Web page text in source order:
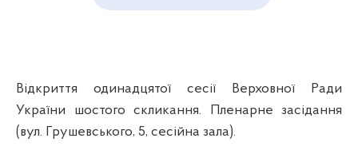
Відкриття одинадцятої сесії Верховної Ради
України шостого скликання. Пленарне засідання
(вул. Грушевського, 5, сесійна зала).